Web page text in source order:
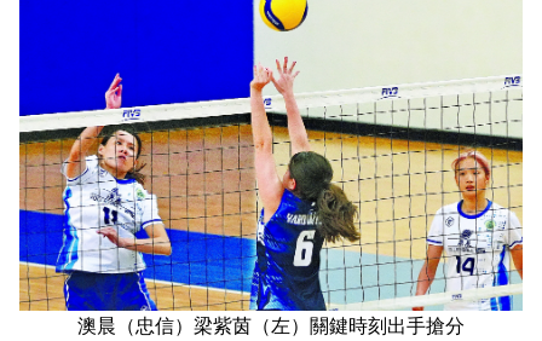
澳晨（忠信）梁紫茵（左）關鍵時刻出手搶分